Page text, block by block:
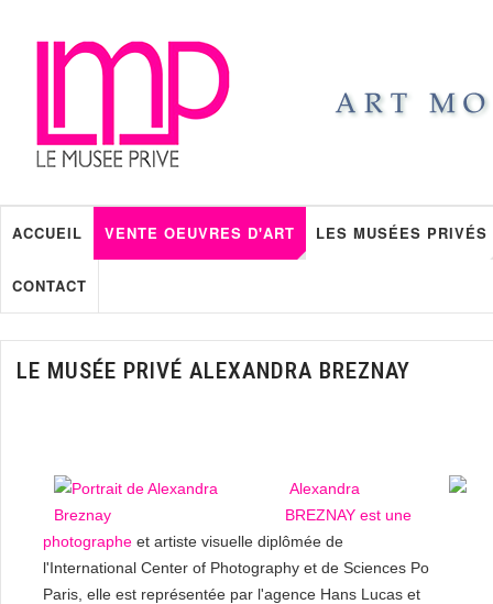
ACCUEIL VENTE OEUVRES D'ART LES MUSÉES PRIVÉS
CONTACT
LE MUSÉE PRIVÉ ALEXANDRA BREZNAY
Alexandra
BREZNAY est une
photographe et artiste visuelle diplômée de
l'International Center of Photography et de Sciences Po
Paris, elle est représentée par l'agence Hans Lucas et